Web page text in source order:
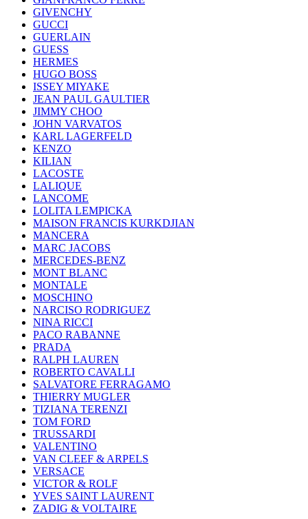
GIVENCHY
GUCCI
GUERLAIN
GUESS
HERMES
HUGO BOSS
ISSEY MIYAKE
JEAN PAUL GAULTIER
JIMMY CHOO
JOHN VARVATOS
KARL LAGERFELD
KENZO
KILIAN
LACOSTE
LALIQUE
LANCOME
LOLITA LEMPICKA
MAISON FRANCIS KURKDJIAN
MANCERA
MARC JACOBS
MERCEDES-BENZ
MONT BLANC
MONTALE
MOSCHINO
NARCISO RODRIGUEZ
NINA RICCI
PACO RABANNE
PRADA
RALPH LAUREN
ROBERTO CAVALLI
SALVATORE FERRAGAMO
THIERRY MUGLER
TIZIANA TERENZI
TOM FORD
TRUSSARDI
VALENTINO
VAN CLEEF & ARPELS
VERSACE
VICTOR & ROLF
YVES SAINT LAURENT
ZADIG & VOLTAIRE